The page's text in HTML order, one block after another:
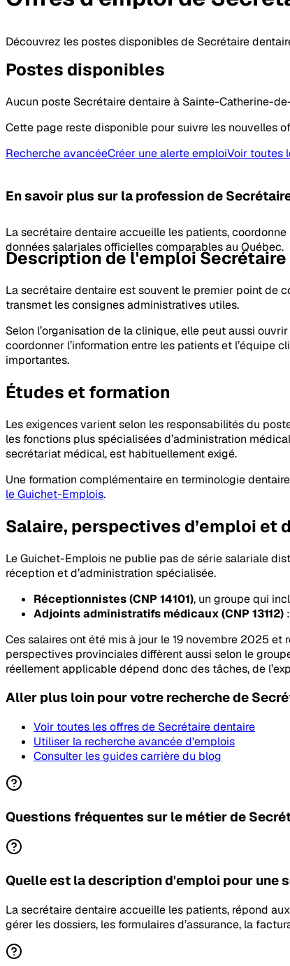
Découvrez les postes disponibles de Secrétaire
Postes disponibles
Aucun poste Secrétaire dentaire à Sainte-Catherine-
Cette page reste disponible pour suivre les nouvelles
Recherche avancéeCréer une alerte emploiVoir toutes
En savoir plus sur la professionde
La secrétaire dentaire accueille les patients,
données salariales officielles comparables au Québec.
Description de l'emploi
La secrétaire dentaire est souvent le premier point de
transmet les consignes administratives utiles.
Selon l’organisation de la clinique, elle peut aussi
coordonner l’information entre les patients et
importantes.
Études et formation
Les exigences varient selon les responsabilités du
les fonctions plus spécialisées d’administration
secrétariat médical, est habituellement exigé.
Une formation complémentaire en terminologie
le Guichet-Emplois.
Salaire, perspectives d’emploi et
Le Guichet-Emplois ne publie pas de série salariale
réception et d’administration spécialisée.
Réceptionnistes (CNP 14101), un groupe qui
Adjoints administratifs médicaux (CNP 13112)
Ces salaires ont été mis à jour le 19 novembre 2025
perspectives provinciales diffèrent aussi selon le
réellement applicable dépend donc des tâches, de
Aller plus loin pour votre recherchede
Voir toutes les offresde Secrétaire dentaire
Utiliser la recherche avancée d'emplois
Consulter les guides carrière du blog
Questions fréquentes sur le métier de
Quelle est la description d'emploi pour une
La secrétaire dentaire accueille les patients, répond
gérer les dossiers, les formulaires d’assurance, la